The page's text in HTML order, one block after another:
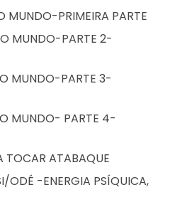
MUNDO-PRIMEIRA PARTE
MUNDO-PARTE 2-
MUNDO-PARTE 3-
MUNDO- PARTE 4-
TOCAR ATABAQUE
ODÉ -ENERGIA PSÍQUICA,